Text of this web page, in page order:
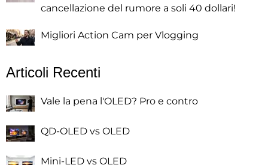
cancellazione del rumore a soli 40 dollari!
Migliori Action Cam per Vlogging
Articoli Recenti
Vale la pena l'OLED? Pro e contro
QD-OLED vs OLED
Mini-LED vs OLED